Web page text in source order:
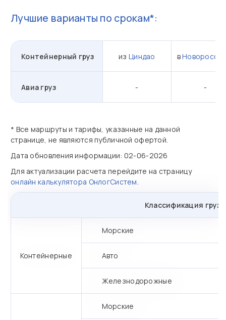
Лучшие варианты по срокам*:
Контейнерный груз изЦиндао в
Авиа груз - -
* Все маршруты и тарифы, указанные на данной
странице, не являются публичной офертой.
Дата обновления информации: 02-06-2026
Для актуализации расчета перейдите на страницу
онлайн калькулятора ОнлогСистем.
Классификация
Контейнерные
Морские
Авто
Железнодорожные
Морские